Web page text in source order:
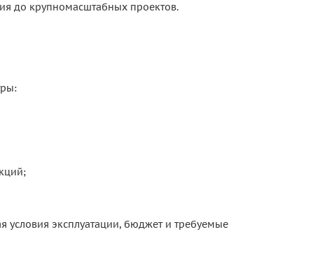
до крупномасштабных проектов.
условия эксплуатации, бюджет и требуемые